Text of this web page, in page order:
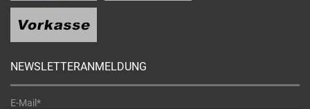
NEWSLETTERANMELDUNG
E-Mail*